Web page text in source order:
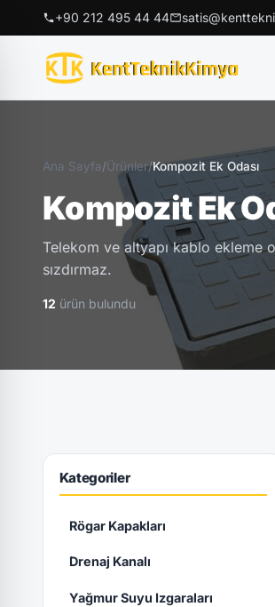
+90 212 495 44 44
Ana Sayfa/Ürünler/Kompozit Ek Odası
Kompozit Ek
Telekom ve altyapı kablo ekleme
sızdırmaz.
12 ürün bulundu
Kategoriler
Rögar Kapakları
Drenaj Kanalı
Yağmur Suyu Izgaraları